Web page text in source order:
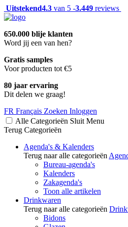
Uitstekend4.3 van 5 -3.449 reviews
650.000 blije klanten
Word jij een van hen?
Gratis samples
Voor producten tot €5
80 jaar ervaring
Dit delen we graag!
FR Français Zoeken Inloggen
Alle Categorieën Sluit Menu
Terug Categorieën
Agenda's & Kalenders
Terug naar alle categorieën
Bureau-agenda's
Kalenders
Zakagenda's
Toon alle artikelen
Drinkwaren
Terug naar alle categorieën
Bidons